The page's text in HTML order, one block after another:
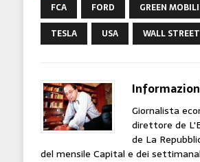
FCA
FORD GREEN
TESLA
USA WALL STREET
Giornalista
direttore de
de La
del mensile Capital e dei